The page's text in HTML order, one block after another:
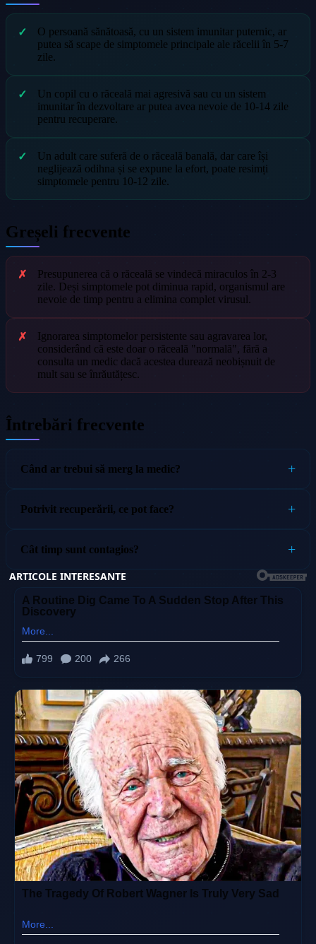
O persoană sănătoasă, cu un sistem imunitar puternic, ar
putea să scape de simptomele principale ale răcelii în 5-7
zile.
Un copil cu o răceală mai agresivă sau cu un sistem
imunitar în dezvoltare ar putea avea nevoie de 10-14 zile
pentru recuperare.
Un adult care suferă de o răceală banală, dar care își
neglijează odihna și se expune la efort, poate resimți
simptomele pentru 10-12 zile.
Greșeli frecvente
Presupunerea că o răceală se vindecă miraculos în 2-3
zile. Deși simptomele pot diminua rapid, organismul are
nevoie de timp pentru a elimina complet virusul.
Ignorarea simptomelor persistente sau agravarea lor,
considerând că este doar o răceală "normală", fără a
consulta un medic dacă acestea durează neobișnuit de
mult sau se înrăutățesc.
Întrebări frecvente
Când ar trebui să merg la medic?
Potrivit recuperării, ce pot face?
Cât timp sunt contagios?